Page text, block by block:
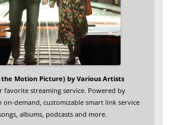
Motion Picture) by Various Artists
favorite streaming service. Powered by
on-demand, customizable smart link service
albums, podcasts and more.